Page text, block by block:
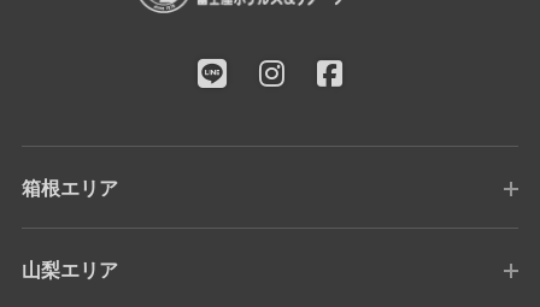
箱根エリア
山梨エリア